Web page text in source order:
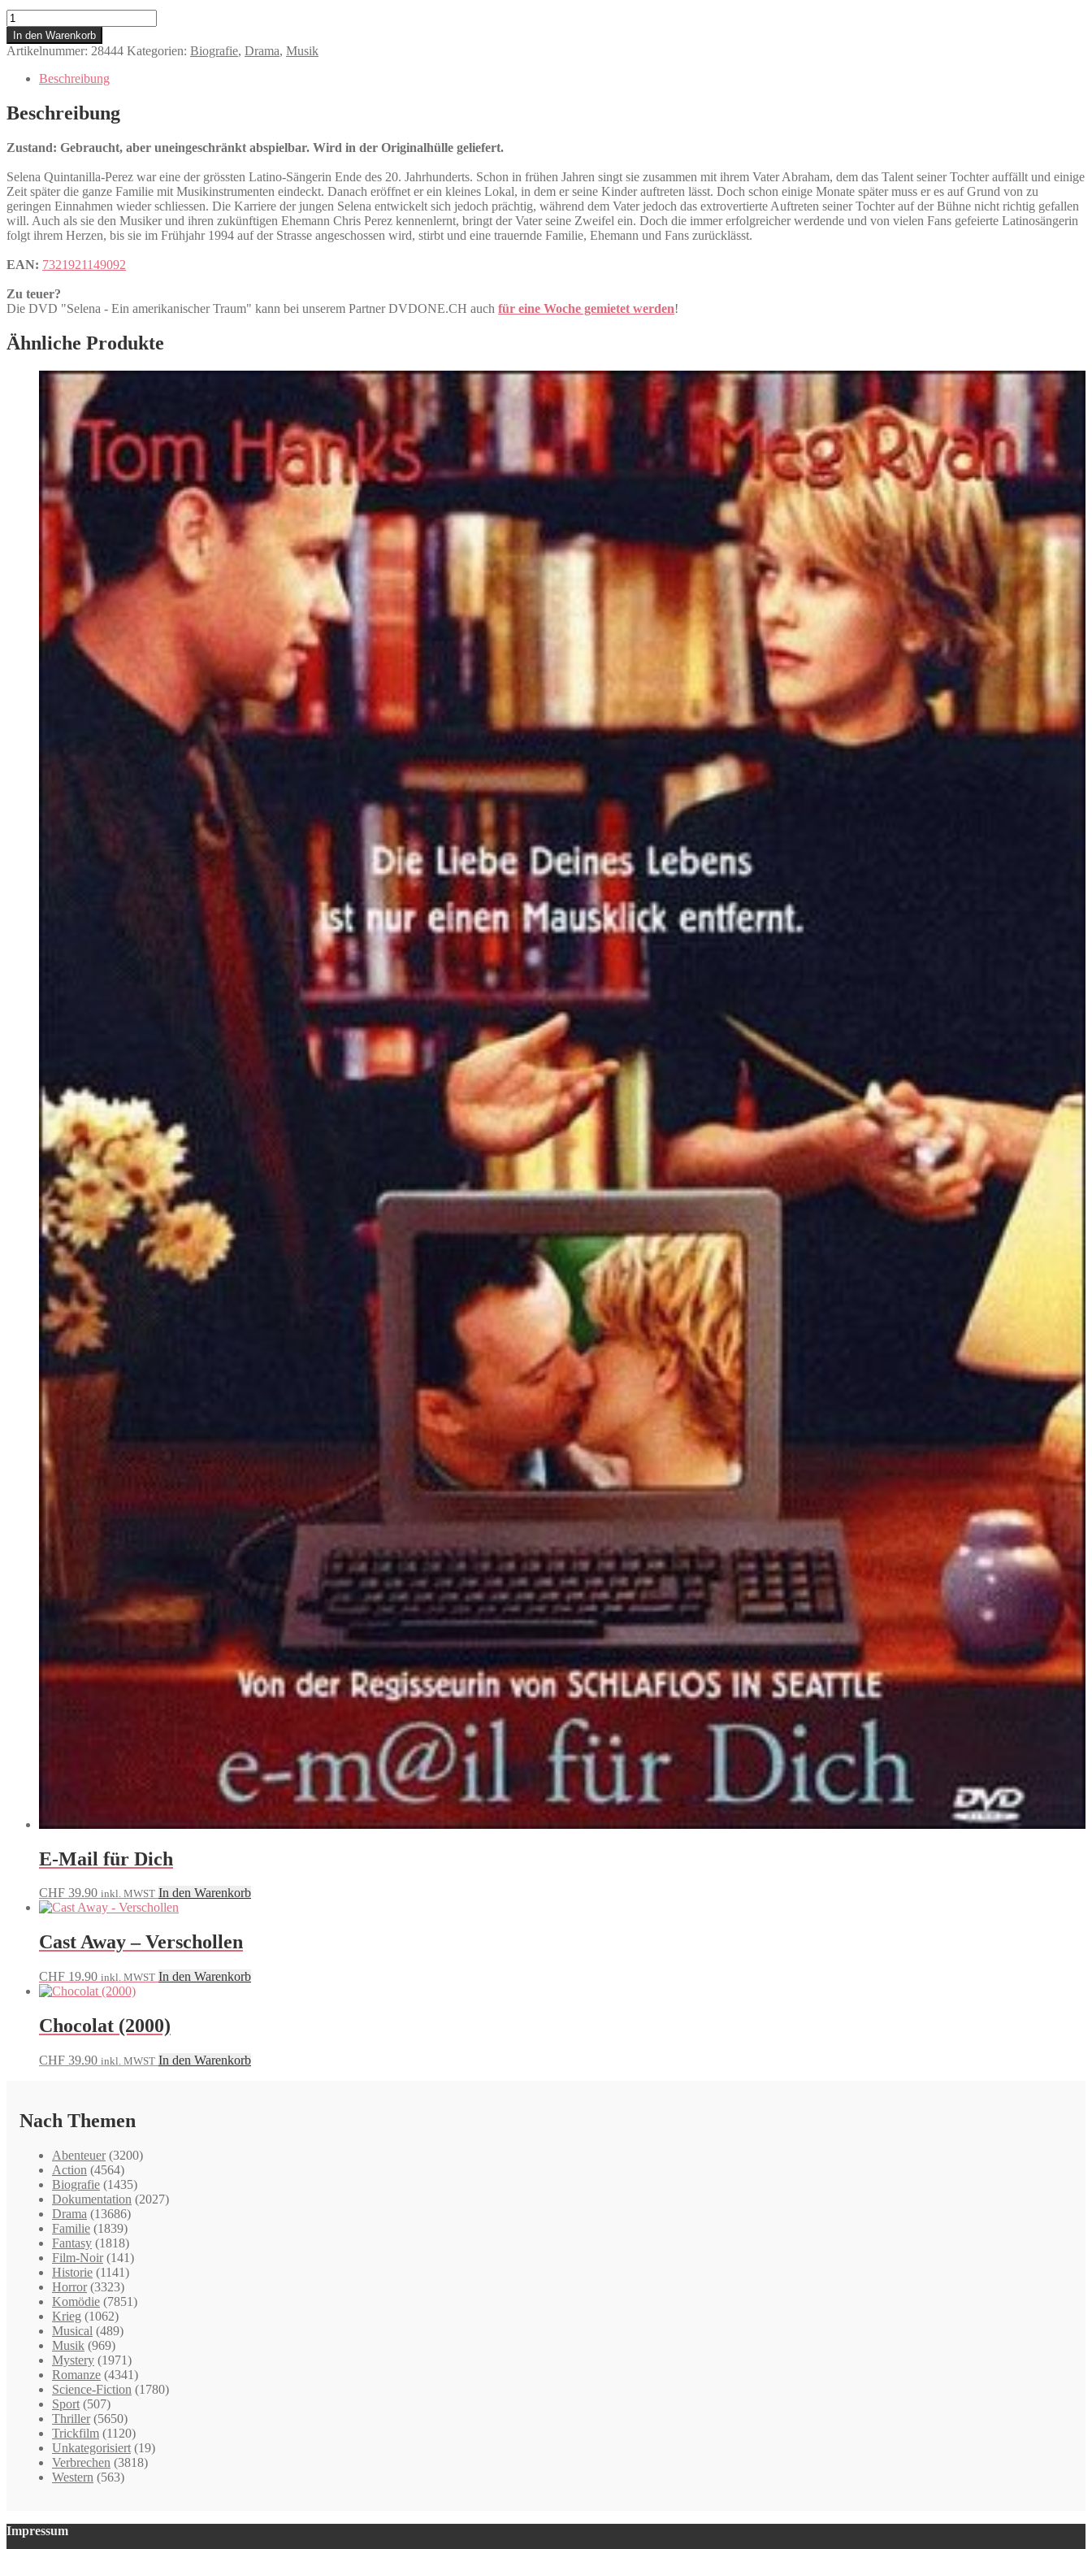
Selena
-
Ein
amerikanischer
Traum
Menge
In den Warenkorb
Artikelnummer: 28444 Kategorien: Biografie, Drama, Musik
Beschreibung
Beschreibung
Zustand: Gebraucht, aber uneingeschränkt abspielbar. Wird in der Originalhülle geliefert.
Selena Quintanilla-Perez war eine der grössten Latino-Sängerin Ende des 20. Jahrhunderts. Schon in frühen Jahren singt sie zusammen mit ihrem Vater Abraham, dem das Talent seiner Tochter auffällt und einige
Zeit später die ganze Familie mit Musikinstrumenten eindeckt. Danach eröffnet er ein kleines Lokal, in dem er seine Kinder auftreten lässt. Doch schon einige Monate später muss er es auf Grund von zu
geringen Einnahmen wieder schliessen. Die Karriere der jungen Selena entwickelt sich jedoch prächtig, während dem Vater jedoch das extrovertierte Auftreten seiner Tochter auf der Bühne nicht richtig gefallen
will. Auch als sie den Musiker und ihren zukünftigen Ehemann Chris Perez kennenlernt, bringt der Vater seine Zweifel ein. Doch die immer erfolgreicher werdende und von vielen Fans gefeierte Latinosängerin
folgt ihrem Herzen, bis sie im Frühjahr 1994 auf der Strasse angeschossen wird, stirbt und eine trauernde Familie, Ehemann und Fans zurücklässt.
EAN: 7321921149092
Zu teuer?
Die DVD "Selena - Ein amerikanischer Traum" kann bei unserem Partner DVDONE.CH auch für eine Woche gemietet werden!
Ähnliche Produkte
E-Mail für Dich
CHF 39.90 inkl. MWST In den Warenkorb
Cast Away – Verschollen
CHF 19.90 inkl. MWST In den Warenkorb
Chocolat (2000)
CHF 39.90 inkl. MWST In den Warenkorb
Nach Themen
Abenteuer (3200)
Action (4564)
Biografie (1435)
Dokumentation (2027)
Drama (13686)
Familie (1839)
Fantasy (1818)
Film-Noir (141)
Historie (1141)
Horror (3323)
Komödie (7851)
Krieg (1062)
Musical (489)
Musik (969)
Mystery (1971)
Romanze (4341)
Science-Fiction (1780)
Sport (507)
Thriller (5650)
Trickfilm (1120)
Unkategorisiert (19)
Verbrechen (3818)
Western (563)
Impressum